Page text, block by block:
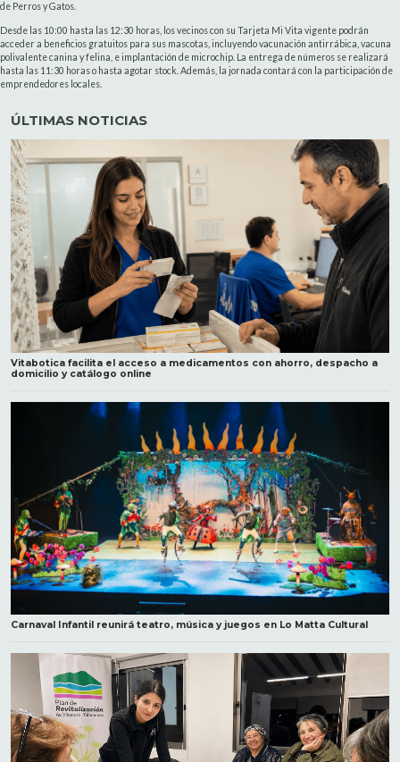
de Perros y Gatos.
Desde las 10:00 hasta las 12:30 horas, los vecinos con su Tarjeta Mi Vita vigente podrán
acceder a beneficios gratuitos para sus mascotas, incluyendo vacunación antirrábica, vacuna
polivalente canina y felina, e implantación de microchip. La entrega de números se realizará
hasta las 11:30 horas o hasta agotar stock. Además, la jornada contará con la participación de
emprendedores locales.
ÚLTIMAS NOTICIAS
Vitabotica facilita el acceso a medicamentos con ahorro, despacho a
domicilio y catálogo online
Carnaval Infantil reunirá teatro, música y juegos en Lo Matta Cultural